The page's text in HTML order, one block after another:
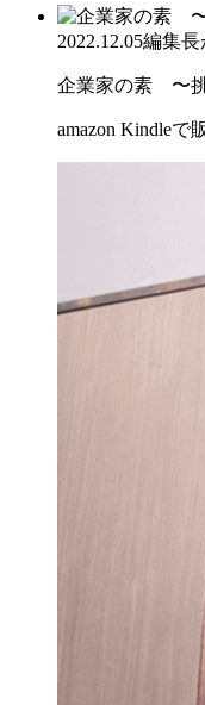
2022.12.05編集長
企業家の素 〜
amazon Kindleで